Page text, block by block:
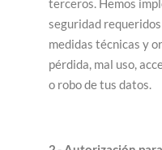
terceros. Hemos
seguridad
medidas técnicas y
pérdida, mal uso,
o robo de tus datos.